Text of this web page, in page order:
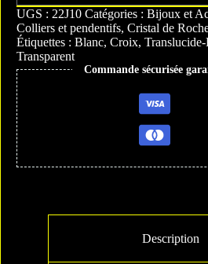
A
l
t
e
r
n
a
t
i
v
e
:
UGS : 22J10 Catégories : Bijoux et
Colliers et pendentifs, Cristal de
Étiquettes : Blanc, Croix,
Transparent
Commande sécurisée
Description